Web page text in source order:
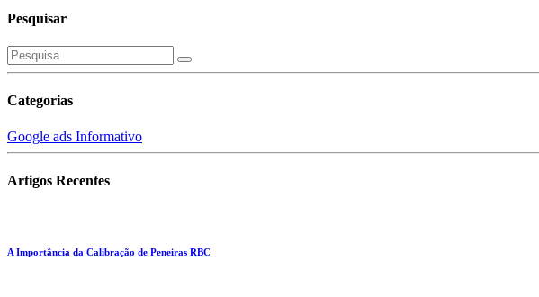
Pesquisar
Categorias
Google ads Informativo
Artigos Recentes
A Importância da Calibração de Peneiras RBC